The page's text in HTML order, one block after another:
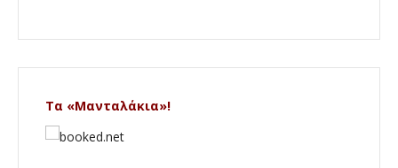
Τα «Μανταλάκια»!